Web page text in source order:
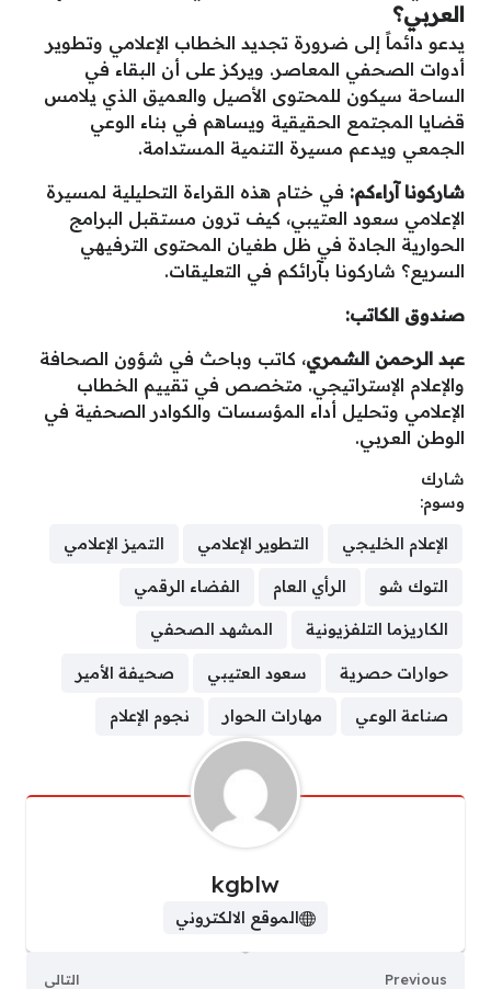
العربي؟
يدعو دائماً إلى ضرورة تجديد الخطاب الإعلامي وتطوير
أدوات الصحفي المعاصر. ويركز على أن البقاء في
الساحة سيكون للمحتوى الأصيل والعميق الذي يلامس
قضايا المجتمع الحقيقية ويساهم في بناء الوعي
الجمعي ويدعم مسيرة التنمية المستدامة.
شاركونا آراءكم: في ختام هذه القراءة التحليلية لمسيرة
الإعلامي سعود العتيبي، كيف ترون مستقبل البرامج
الحوارية الجادة في ظل طغيان المحتوى الترفيهي
السريع؟ شاركونا بآرائكم في التعليقات.
صندوق الكاتب:
عبد الرحمن الشمري، كاتب وباحث في شؤون الصحافة
والإعلام الإستراتيجي. متخصص في تقييم الخطاب
الإعلامي وتحليل أداء المؤسسات والكوادر الصحفية في
الوطن العربي.
شارك
وسوم:
الإعلام الخليجي التطوير الإعلامي التميز الإعلامي
التوك شو الرأي العام الفضاء الرقمي
الكاريزما التلفزيونية المشهد الصحفي
حوارات حصرية سعود العتيبي صحيفة الأمير
صناعة الوعي مهارات الحوار نجوم الإعلام
kgblw
الموقع الالكتروني
Previous التالي